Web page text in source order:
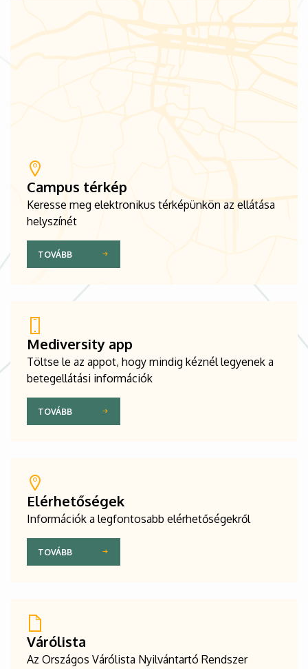
Campus térkép
Keresse meg elektronikus térképünkön az ellátása
helyszínét
TOVÁBB
Mediversity app
Töltse le az appot, hogy mindig kéznél legyenek a
betegellátási információk
TOVÁBB
Elérhetőségek
Információk a legfontosabb elérhetőségekről
TOVÁBB
Várólista
Az Országos Várólista Nyilvántartó Rendszer